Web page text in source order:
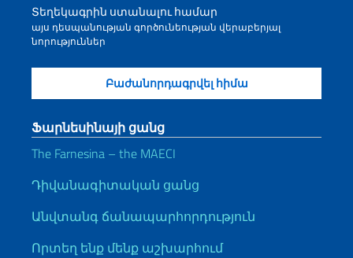
Տեղեկագրին ստանալու համար
այս դեսպանության գործունեության վերաբերյալ
նորություններ
Ֆարնեսինայի ցանց
The Farnesina – the MAECI
Դիվանագիտական ցանց
Անվտանգ ճանապարհորդություն
Որտեղ ենք մենք աշխարհում